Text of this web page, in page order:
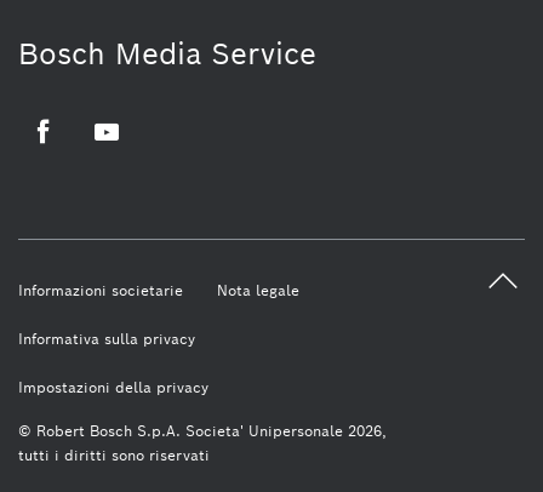
Bosch Media Service
© Robert Bosch S.p.A. Societa' Unipersonale 2026,
tutti i diritti sono riservati
Informazioni societarie Nota legale
Informativa sulla privacy
Impostazioni della privacy